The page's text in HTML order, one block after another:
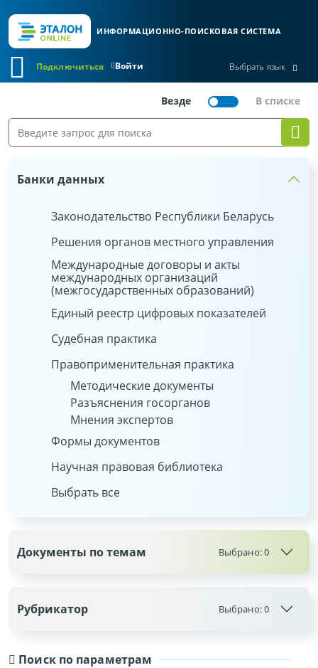
ИНФОРМАЦИОННО-ПОИСКОВАЯ СИСТЕМА
Войти
Подключиться Выбрать язык
Поиск по параметрам
Банки данных
Законодательство Республики Беларусь
Решения органов местного управления
Международные договоры и акты
международных организаций
(межгосударственных образований)
Единый реестр цифровых показателей
Судебная практика
Правоприменительная практика
Методические документы
Разъяснения госорганов
Мнения экспертов
Формы документов
Научная правовая библиотека
Выбрать все
Документы по темам Выбрано:0
Рубрикатор Выбрано:0